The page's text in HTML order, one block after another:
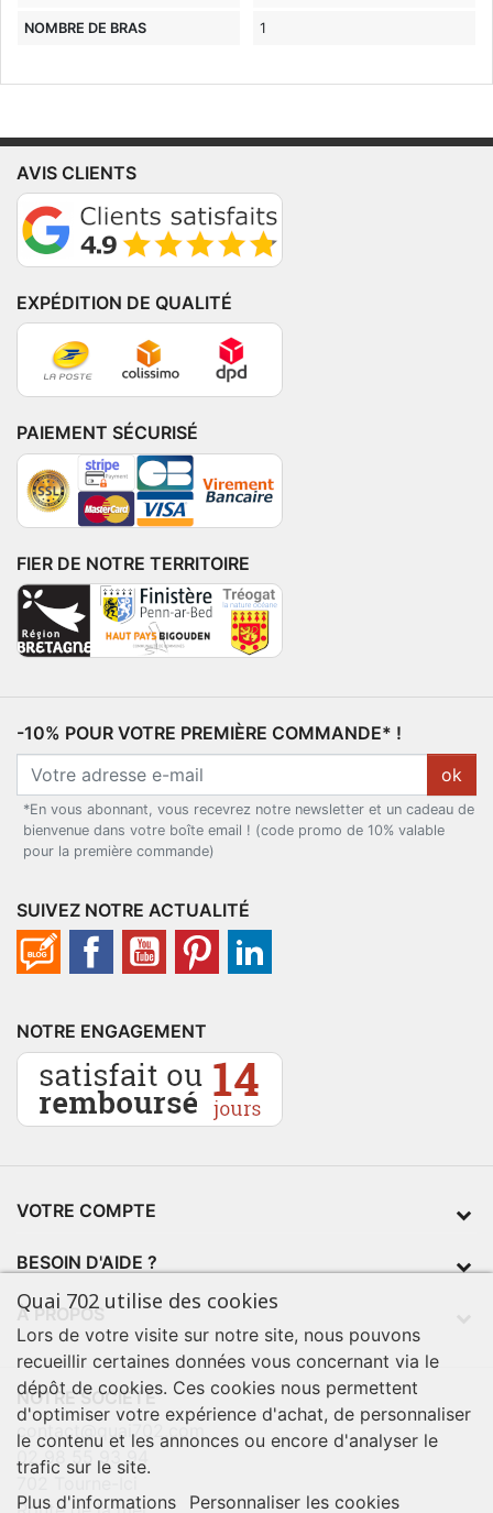
NOMBRE DE BRAS 1
AVIS CLIENTS
EXPÉDITION DE QUALITÉ
PAIEMENT SÉCURISÉ
FIER DE NOTRE TERRITOIRE
-10% POUR VOTRE PREMIÈRE COMMANDE* !
ok
*En vous abonnant, vous recevrez notre newsletter et un cadeau de
bienvenue dans votre boîte email ! (code promo de 10% valable
pour la première commande)
SUIVEZ NOTRE ACTUALITÉ
NOTRE ENGAGEMENT
VOTRE COMPTE
BESOIN D'AIDE ?
À PROPOS
NOTRE SOCIÉTÉ
contact@quai702.com
02 98 55 93 94
Quai 702 utilise des cookies
Lors de votre visite sur notre site, nous pouvons
recueillir certaines données vous concernant via le
dépôt de cookies. Ces cookies nous permettent
d'optimiser votre expérience d'achat, de personnaliser
le contenu et les annonces ou encore d'analyser le
trafic sur le site.
Plus d'informations
Personnaliser les cookies